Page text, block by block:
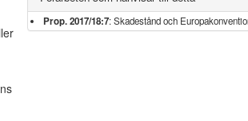
Prop. 2017/18:7: Skadestånd och